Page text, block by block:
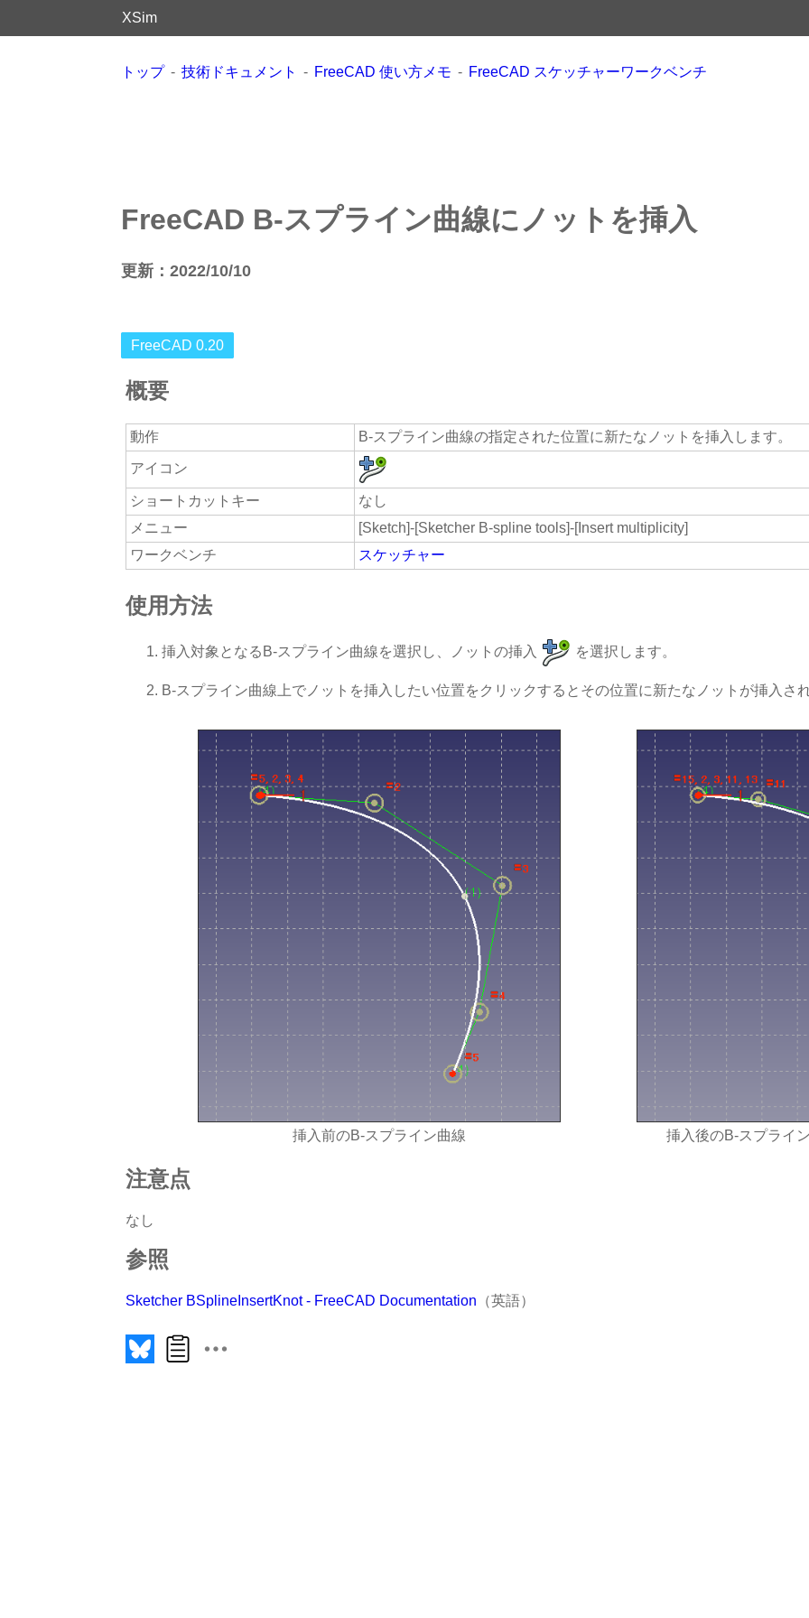
XSim
トップ 技術ドキュメント FreeCAD 使い方メモ FreeCAD スケッチャーワークベンチ
FreeCAD B-スプライン曲線にノットを挿入
更新：2022/10/10
FreeCAD 0.20
概要
動作 B-スプライン曲線の指定された位置に新たなノットを挿入します。
アイコン
ショートカットキー
なし
メニュー
[Sketch]-[Sketcher B-spline tools]-[Insert multiplicity]
ワークベンチ
スケッチャー
使用方法
挿入対象となるB-スプライン曲線を選択し、ノットの挿入 を選択します。
B-スプライン曲線上でノットを挿入したい位置をクリックするとその位置に新たなノットが挿入さ
挿入前のB-スプライン曲線 挿入後のB-スプライ
注意点
なし
参照
Sketcher BSplineInsertKnot - FreeCAD Documentation （英語）